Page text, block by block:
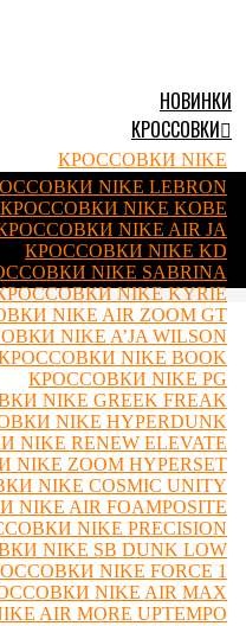
НОВИНКИ
КРОССОВКИ
КРОССОВКИ NIKE
NIKE LEBRON
КРОССОВКИ NIKE KOBE
NIKE AIR JA
КРОССОВКИ NIKE KD
NIKE SABRINA
NIKE KYRIE
NIKE AIR ZOOM GT
NIKE A’JA WILSON
NIKE BOOK
КРОССОВКИ NIKE PG
NIKE GREEK FREAK
NIKE HYPERDUNK
RENEW ELEVATE
ZOOM HYPERSET
NIKE COSMIC UNITY
AIR FOAMPOSITE
NIKE PRECISION
NIKE SB DUNK LOW
NIKE FORCE 1
NIKE AIR MAX
AIR MORE UPTEMPO